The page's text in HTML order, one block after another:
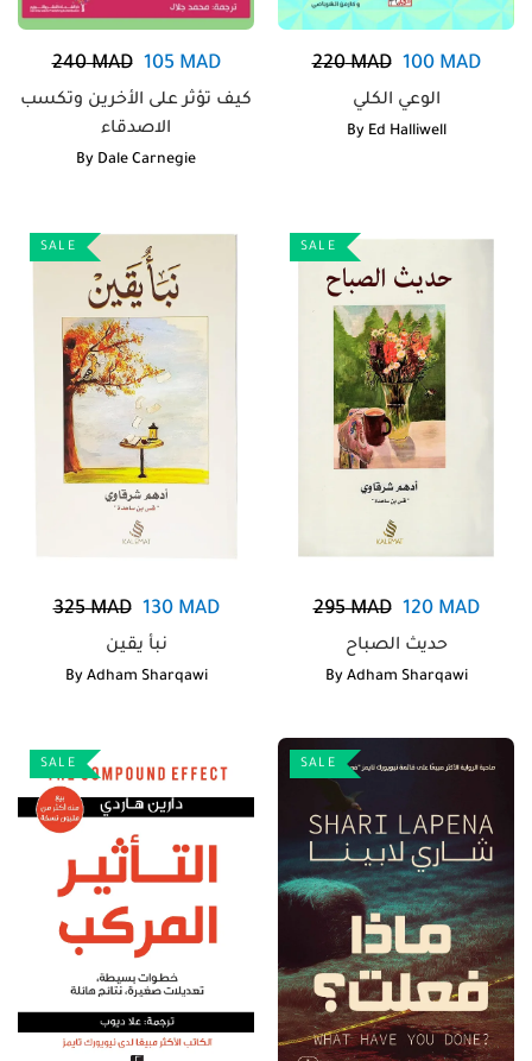
240MAD 105MAD
كيف تؤثر على الأخرين وتكسب
الاصدقاء
By Dale Carnegie
220MAD 100MAD
الوعي الكلي
By Ed Halliwell
SALE
325MAD 130MAD
نبأ يقين
By Adham Sharqawi
SALE
295MAD 120MAD
حديث الصباح
By Adham Sharqawi
SALE SALE